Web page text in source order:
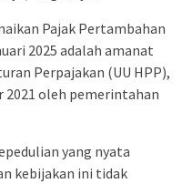
Pajak Pertambahan
2025 adalah amanat
Perpajakan (UU HPP),
2021 oleh pemerintahan
yang nyata
kebijakan ini tidak